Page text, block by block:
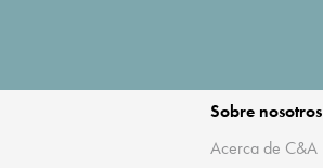
Sobre nosotros
Acerca de C&A